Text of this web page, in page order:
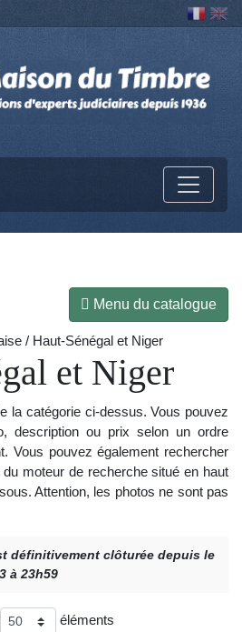
Menu du catalogue
/ Haut-Sénégal et Niger
et Niger
la catégorie ci-dessus. Vous pouvez
description ou prix selon un ordre
Vous pouvez également rechercher
moteur de recherche situé en haut
Attention, les photos ne sont pas
définitivement clôturée depuis le
à 23h59
éléments